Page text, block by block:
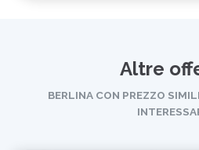
Altre
BERLINA CON PREZZO